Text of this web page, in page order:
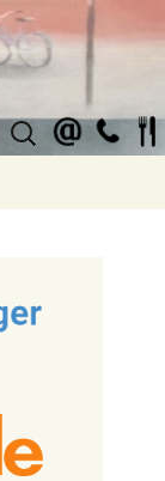
Suchen
nach: